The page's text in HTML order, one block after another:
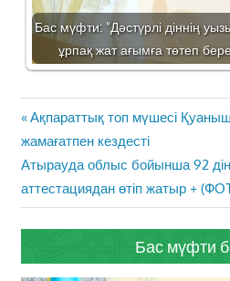
Бас мүфти: "Дәстүрлі діннің
ұрпақ жат ағымға төтеп
Жазба
навигациясы
Previous
Post:
Ақпараттық топ мүшесі
жамағатпен кездесті
Next
Post:
Атырауда облыс бойынша 92 дін
аттестациядан өтіп жатыр +
Бас мүфти